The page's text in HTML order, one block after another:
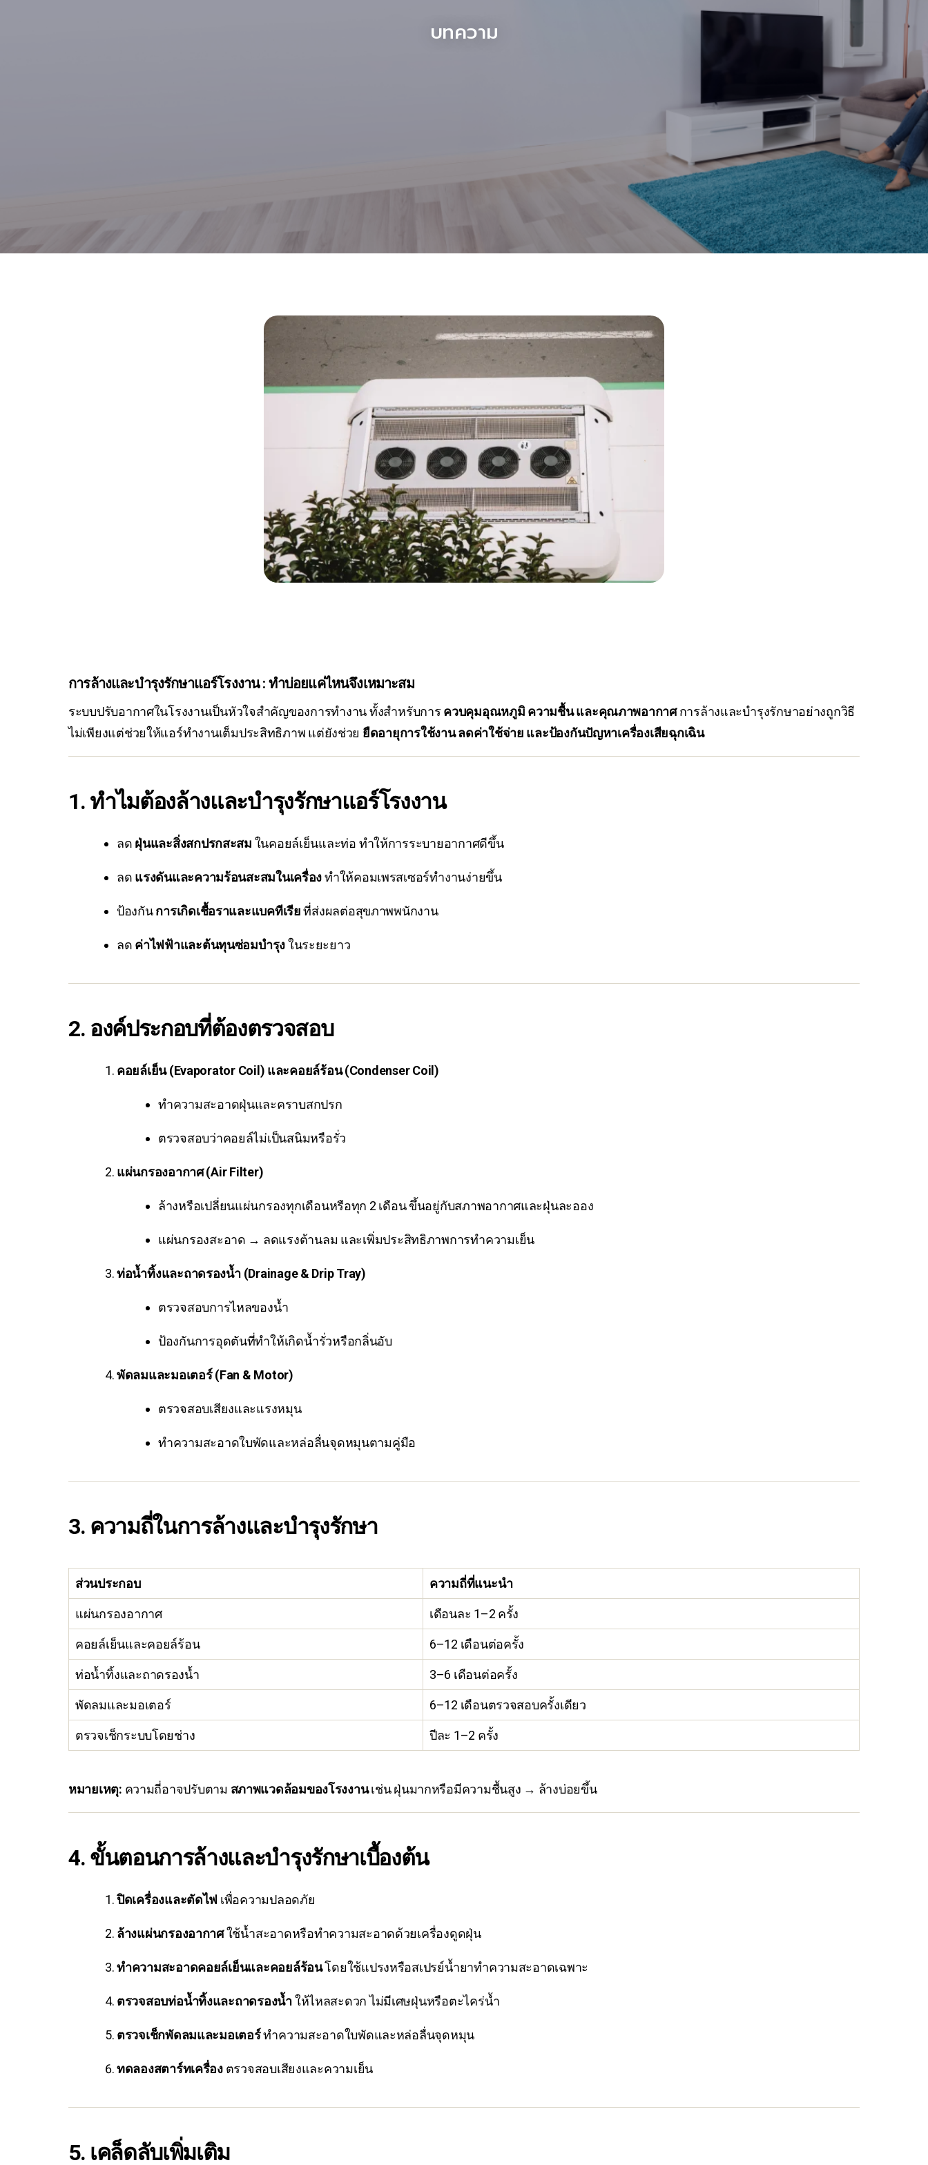
บทความ
การล้างและบำรุงรักษาแอร์โรงงาน : ทำบ่อยแค่ไหนจึงเหมาะสม
ระบบปรับอากาศในโรงงานเป็นหัวใจสำคัญของการทำงาน ทั้งสำหรับการ ควบคุมอุณหภูมิ ความชื้น และคุณภาพอากาศการล้างและบำรุงรักษาอย่างถูกวิธี
ไม่เพียงแต่ช่วยให้แอร์ทำงานเต็มประสิทธิภาพ แต่ยังช่วย ยืดอายุการใช้งาน ลดค่าใช้จ่าย และป้องกันปัญหาเครื่องเสียฉุกเฉิน
1. ทำไมต้องล้างและบำรุงรักษาแอร์โรงงาน
ลด ฝุ่นและสิ่งสกปรกสะสม ในคอยล์เย็นและท่อ ทำให้การระบายอากาศดีขึ้น
ลด แรงดันและความร้อนสะสมในเครื่องทำให้คอมเพรสเซอร์ทำงานง่ายขึ้น
ป้องกันการเกิดเชื้อราและแบคทีเรียที่ส่งผลต่อสุขภาพพนักงาน
ลด ค่าไฟฟ้าและต้นทุนซ่อมบำรุงในระยะยาว
2. องค์ประกอบที่ต้องตรวจสอบ
คอยล์เย็น (Evaporator Coil) และคอยล์ร้อน (Condenser Coil)
ทำความสะอาดฝุ่นและคราบสกปรก
ตรวจสอบว่าคอยล์ไม่เป็นสนิมหรือรั่ว
แผ่นกรองอากาศ (Air Filter)
ล้างหรือเปลี่ยนแผ่นกรองทุกเดือนหรือทุก 2 เดือน ขึ้นอยู่กับสภาพอากาศและฝุ่นละออง
แผ่นกรองสะอาด → ลดแรงต้านลม และเพิ่มประสิทธิภาพการทำความเย็น
ท่อน้ำทิ้งและถาดรองน้ำ (Drainage & Drip Tray)
ตรวจสอบการไหลของน้ำ
ป้องกันการอุดตันที่ทำให้เกิดน้ำรั่วหรือกลิ่นอับ
พัดลมและมอเตอร์ (Fan & Motor)
ตรวจสอบเสียงและแรงหมุน
ทำความสะอาดใบพัดและหล่อลื่นจุดหมุนตามคู่มือ
3. ความถี่ในการล้างและบำรุงรักษา
ส่วนประกอบ ความถี่ที่แนะนำ
แผ่นกรองอากาศ เดือนละ 1–2 ครั้ง
คอยล์เย็นและคอยล์ร้อน 6–12 เดือนต่อครั้ง
ท่อน้ำทิ้งและถาดรองน้ำ 3–6 เดือนต่อครั้ง
พัดลมและมอเตอร์ 6–12 เดือนตรวจสอบครั้งเดียว
ตรวจเช็กระบบโดยช่าง ปีละ 1–2 ครั้ง
หมายเหตุ: ความถี่อาจปรับตาม สภาพแวดล้อมของโรงงานเช่น ฝุ่นมากหรือมีความชื้นสูง → ล้างบ่อยขึ้น
4. ขั้นตอนการล้างและบำรุงรักษาเบื้องต้น
ปิดเครื่องและตัดไฟ เพื่อความปลอดภัย
ล้างแผ่นกรองอากาศใช้น้ำสะอาดหรือทำความสะอาดด้วยเครื่องดูดฝุ่น
ทำความสะอาดคอยล์เย็นและคอยล์ร้อนโดยใช้แปรงหรือสเปรย์น้ำยาทำความสะอาดเฉพาะ
ตรวจสอบท่อน้ำทิ้งและถาดรองน้ำให้ไหลสะดวก ไม่มีเศษฝุ่นหรือตะไคร่น้ำ
ตรวจเช็กพัดลมและมอเตอร์ทำความสะอาดใบพัดและหล่อลื่นจุดหมุน
ทดลองสตาร์ทเครื่องตรวจสอบเสียงและความเย็น
5. เคล็ดลับเพิ่มเติม